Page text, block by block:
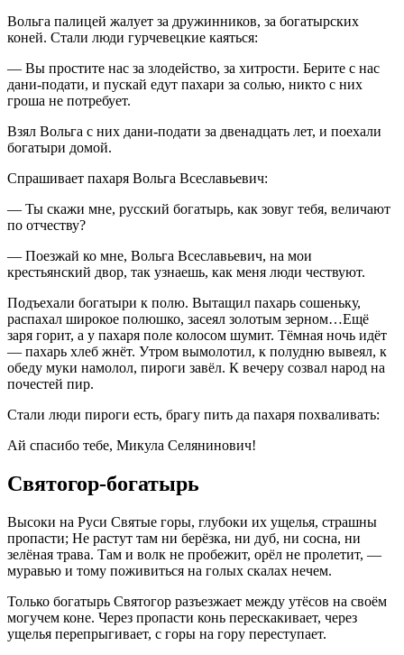
Вольга палицей жалует за дружинников, за богатырских
коней. Стали люди гурчевецкие каяться:
— Вы простите нас за злодейство, за хитрости. Берите с нас
дани-подати, и пускай едут пахари за солью, никто с них
гроша не потребует.
Взял Вольга с них дани-подати за двенадцать лет, и поехали
богатыри домой.
Спрашивает пахаря Вольга Всеславьевич:
— Ты скажи мне, русский богатырь, как зовуг тебя, величают
по отчеству?
— Поезжай ко мне, Вольга Всеславьевич, на мои
крестьянский двор, так узнаешь, как меня люди чествуют.
Подъехали богатыри к полю. Вытащил пахарь сошеньку,
распахал широкое полюшко, засеял золотым зерном…Ещё
заря горит, а у пахаря поле колосом шумит. Тёмная ночь идёт
— пахарь хлеб жнёт. Утром вымолотил, к полудню вывеял, к
обеду муки намолол, пироги завёл. К вечеру созвал народ на
почестей пир.
Стали люди пироги есть, брагу пить да пахаря похваливать:
Ай спасибо тебе, Микула Селянинович!
Святогор-богатырь
Высоки на Руси Святые горы, глубоки их ущелья, страшны
пропасти; Не растут там ни берёзка, ни дуб, ни сосна, ни
зелёная трава. Там и волк не пробежит, орёл не пролетит, —
муравью и тому поживиться на голых скалах нечем.
Только богатырь Святогор разъезжает между утёсов на своём
могучем коне. Через пропасти конь перескакивает, через
ущелья перепрыгивает, с горы на гору переступает.